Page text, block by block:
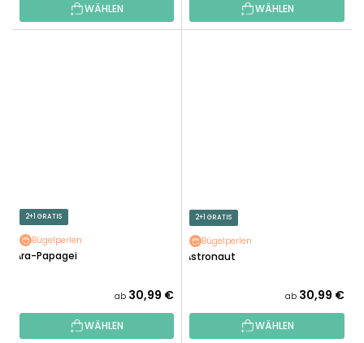
WÄHLEN WÄHLEN
2+1 GRATIS
Bügelperlen
Ara-Papagei
ab 30,99 €
WÄHLEN
2+1 GRATIS
Bügelperlen
Astronaut
ab 30,99 €
WÄHLEN